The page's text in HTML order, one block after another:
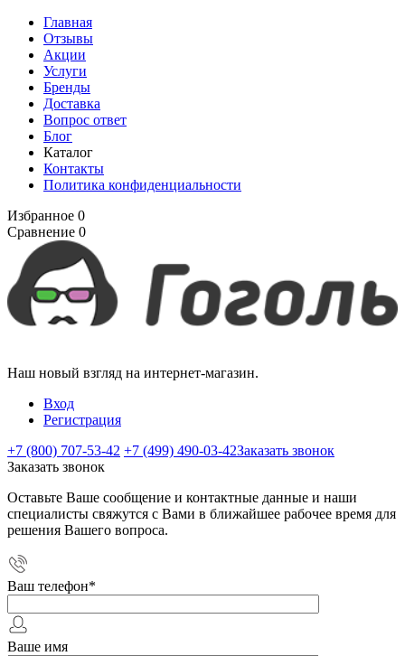
Главная
Отзывы
Акции
Услуги
Бренды
Доставка
Вопрос ответ
Блог
Каталог
Контакты
Политика конфиденциальности
Избранное 0
Сравнение 0
Наш новый взгляд на интернет-магазин.
Вход
Регистрация
+7 (800) 707-53-42 +7 (499) 490-03-42Заказать звонок
Заказать звонок
Оставьте Ваше сообщение и контактные данные и наши
специалисты свяжутся с Вами в ближайшее рабочее время для
решения Вашего вопроса.
Ваш телефон*
Ваше имя